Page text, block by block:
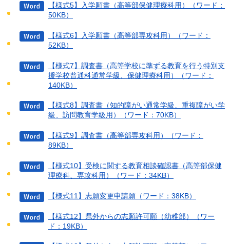
【様式5】入学願書（高等部保健理療科用）（ワード：
50KB）
【様式6】入学願書（高等部専攻科用）（ワード：
52KB）
【様式7】調査書（高等学校に準ずる教育を行う特別支
援学校普通科通常学級、保健理療科用）（ワード：
140KB）
【様式8】調査書（知的障がい通常学級、重複障がい学
級、訪問教育学級用）（ワード：70KB）
【様式9】調査書（高等部専攻科用）（ワード：
89KB）
【様式10】受検に関する教育相談確認書（高等部保健
理療科、専攻科用）（ワード：34KB）
【様式11】志願変更申請願（ワード：38KB）
【様式12】県外からの志願許可願（幼稚部）（ワー
ド：19KB）